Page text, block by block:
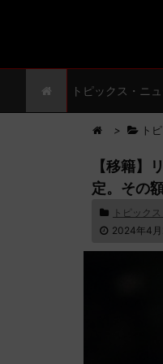
トピックス・ニ
> ト
【移籍】
定。その
トピック
2024年4月